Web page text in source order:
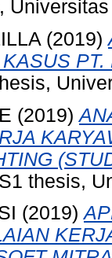
(2019)
(2019)
S1 thesis,
(2019)